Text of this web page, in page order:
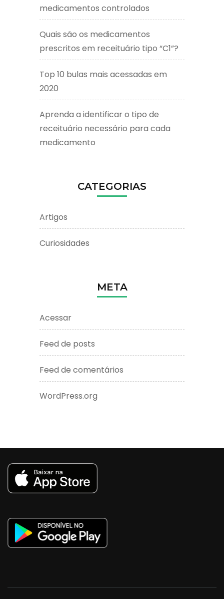
medicamentos controlados
Quais são os medicamentos
prescritos em receituário tipo “C1”?
Top 10 bulas mais acessadas em
2020
Aprenda a identificar o tipo de
receituário necessário para cada
medicamento
CATEGORIAS
Artigos
Curiosidades
META
Acessar
Feed de posts
Feed de comentários
WordPress.org